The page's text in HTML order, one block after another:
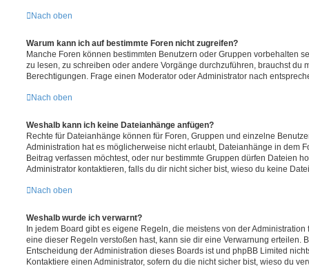
Nach oben
Warum kann ich auf bestimmte Foren nicht zugreifen?
Manche Foren können bestimmten Benutzern oder Gruppen vorbehalten
zu lesen, zu schreiben oder andere Vorgänge durchzuführen, brauchst du
Berechtigungen. Frage einen Moderator oder Administrator nach
Nach oben
Weshalb kann ich keine Dateianhänge anfügen?
Rechte für Dateianhänge können für Foren, Gruppen und einzelne
Administration hat es möglicherweise nicht erlaubt, Dateianhänge in dem
Beitrag verfassen möchtest, oder nur bestimmte Gruppen dürfen Dateien
Administrator kontaktieren, falls du dir nicht sicher bist, wieso du keine
Nach oben
Weshalb wurde ich verwarnt?
In jedem Board gibt es eigene Regeln, die meistens von der
eine dieser Regeln verstoßen hast, kann sie dir eine Verwarnung erteilen.
Entscheidung der Administration dieses Boards ist und phpBB Limited
Kontaktiere einen Administrator, sofern du die nicht sicher bist, wieso du